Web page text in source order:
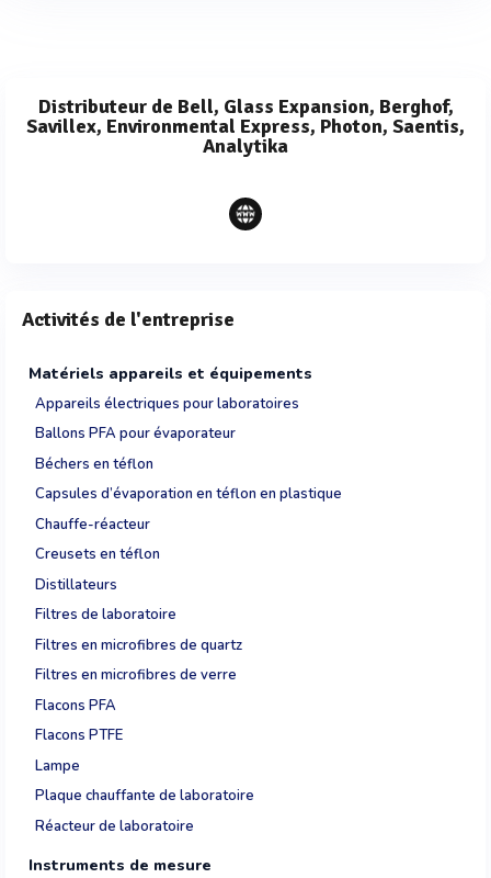
Distributeur de Bell, Glass Expansion, Berghof,
Savillex, Environmental Express, Photon, Saentis,
Analytika
Activités de l'entreprise
Matériels appareils et équipements
Appareils électriques pour laboratoires
Ballons PFA pour évaporateur
Béchers en téflon
Capsules d’évaporation en téflon en plastique
Chauffe-réacteur
Creusets en téflon
Distillateurs
Filtres de laboratoire
Filtres en microfibres de quartz
Filtres en microfibres de verre
Flacons PFA
Flacons PTFE
Lampe
Plaque chauffante de laboratoire
Réacteur de laboratoire
Instruments de mesure